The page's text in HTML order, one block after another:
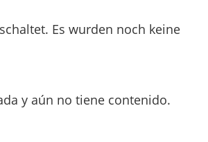
Es wurden noch keine
y aún no tiene contenido.